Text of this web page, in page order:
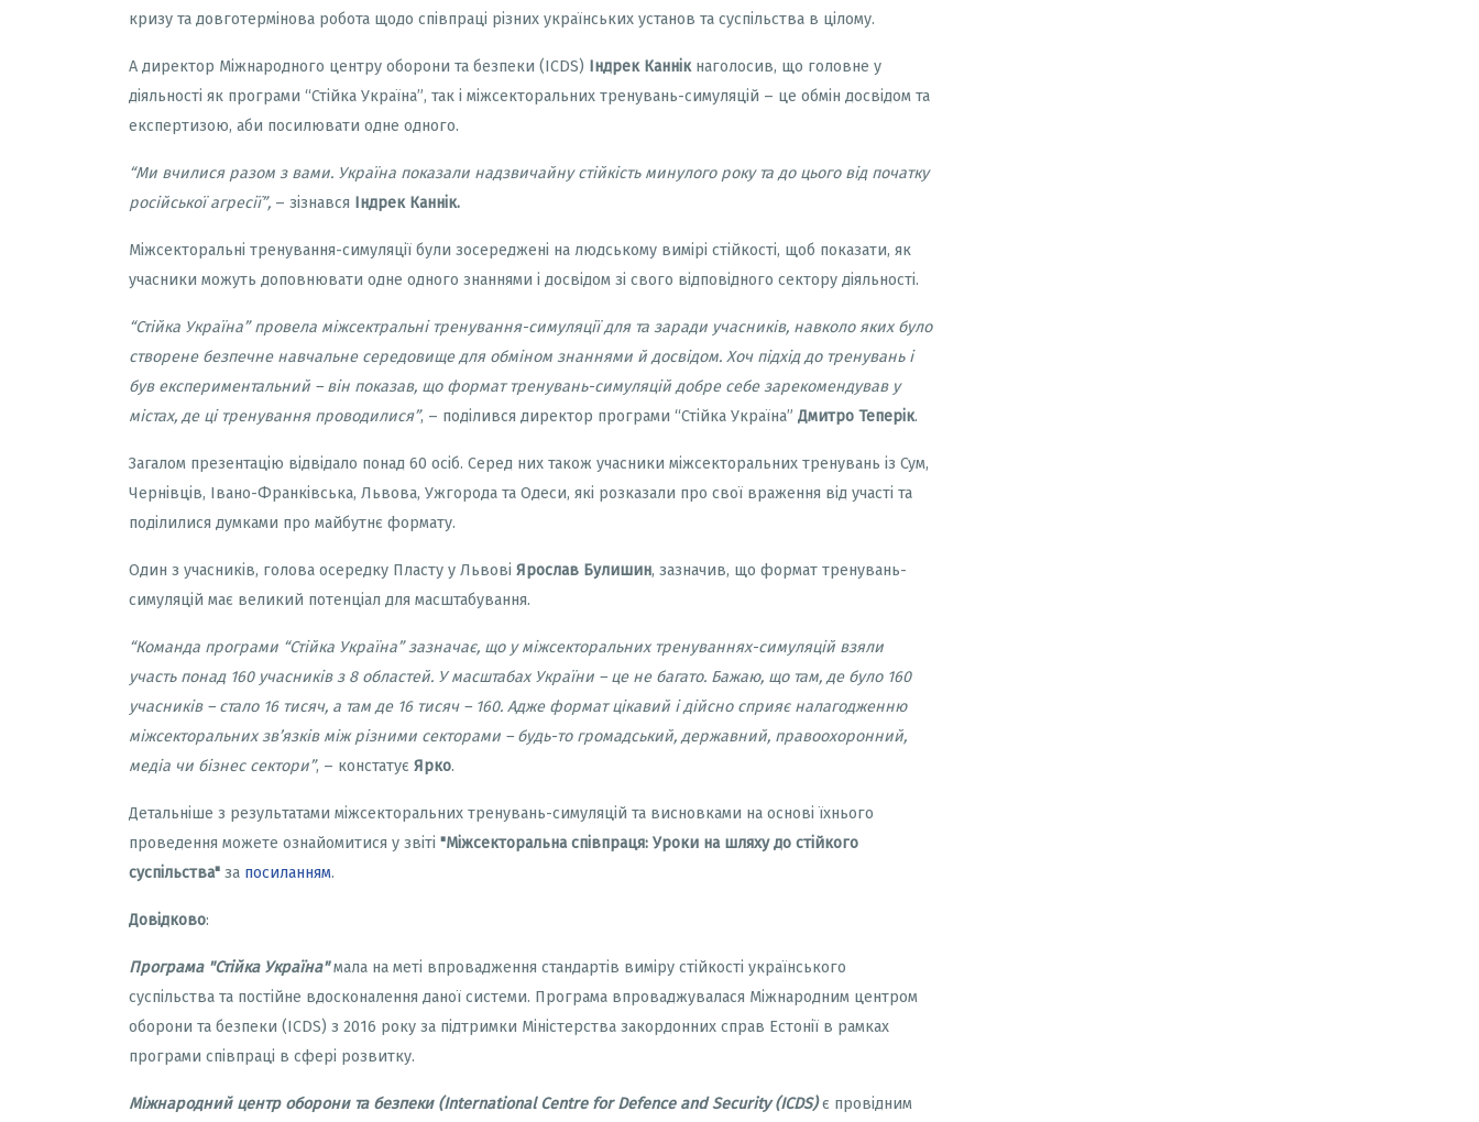
кризу та довготермінова робота щодо співпраці різних українських установ та суспільства в цілому.
А директор Міжнародного центру оборони та безпеки (ICDS) Індрек Каннікнаголосив, що головне у
діяльності як програми “Стійка Україна”, так і міжсекторальних тренувань-симуляцій – це обмін досвідом та
експертизою, аби посилювати одне одного.
“Ми вчилися разом з вами. Україна показали надзвичайну стійкість минулого року та до цього від початку
російської агресії”, – зізнався Індрек Каннік.
Міжсекторальні тренування-симуляції були зосереджені на людському вимірі стійкості, щоб показати, як
учасники можуть доповнювати одне одного знаннями і досвідом зі свого відповідного сектору діяльності.
“Стійка Україна”провела міжсектральні тренування-симуляції для та заради учасників, навколо яких було
створене безпечне навчальне середовище для обміном знаннями й досвідом. Хоч підхід до тренувань і
був експериментальний – він показав, що формат тренувань-симуляцій добре себе зарекомендував у
містах, де ці тренування проводилися”, – поділився директор програми “Стійка Україна” Дмитро Теперік.
Загалом презентацію відвідало понад 60 осіб. Серед них також учасники міжсекторальних тренувань із Сум,
Чернівців, Івано-Франківська, Львова, Ужгорода та Одеси, які розказали про свої враження від участі та
поділилися думками про майбутнє формату.
Один з учасників, голова осередку Пласту у Львові Ярослав Булишин, зазначив, що формат тренувань-
симуляцій має великий потенціал для масштабування.
“Команда програми “Стійка Україна”зазначає, що у міжсекторальних тренуваннях-симуляцій взяли
участь понад 160 учасників з 8 областей. У масштабах України – це не багато. Бажаю, що там, де було 160
учасників – стало 16 тисяч, а там де 16 тисяч – 160. Адже формат цікавий і дійсно сприяє налагодженню
міжсекторальних зв’язків між різними секторами – будь-то громадський, державний, правоохоронний,
медіа чи бізнес сектори”, – констатує Ярко.
Детальніше з результатами міжсекторальних тренувань-симуляцій та висновками на основі їхнього
проведення можете ознайомитися у звіті "Міжсекторальна співпраця: Уроки на шляху до стійкого
суспільства" за посиланням.
Довідково:
Програма "Стійка Україна"мала на меті впровадження стандартів виміру стійкості українського
суспільства та постійне вдосконалення даної системи. Програма впроваджувалася Міжнародним центром
оборони та безпеки (ICDS) з 2016 року за підтримки Міністерства закордонних справ Естонії в рамках
програми співпраці в сфері розвитку.
Міжнародний центр оборони та безпеки (International Centre for Defence and Security (ICDS)є провідним